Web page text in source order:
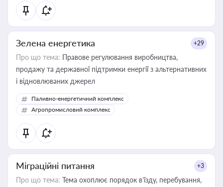
Зелена енергетика +29
Про що тема: Правове регулювання виробництва,
продажу та державної підтримки енергії з альтернативних
і відновлюваних джерел
Паливно-енергетичний комплекс
Агропромисловий комплекс
Міграційні питання +3
Про що тема: Тема охоплює порядок в’їзду, перебування,